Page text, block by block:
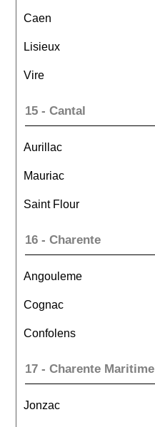
Caen
Lisieux
Vire
15 - Cantal
Aurillac
Mauriac
Saint Flour
16 - Charente
Angouleme
Cognac
Confolens
17 - Charente Maritime
Jonzac